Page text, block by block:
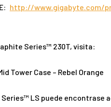
http://www.gigabyte.com/
Series™ 230T, visita:
Tower Case – Rebel Orange
Series™ LS puede encontrase